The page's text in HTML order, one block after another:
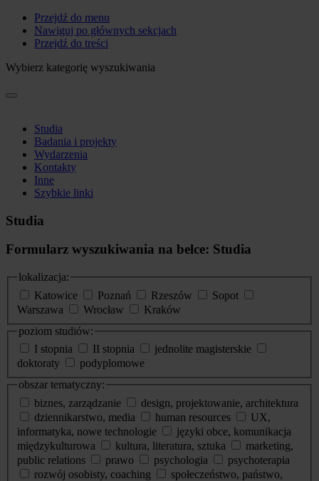
Przejdź do menu
Nawiguj po głównych sekcjach
Przejdź do treści
Wybierz kategorię wyszukiwania
Studia
Badania i projekty
Wydarzenia
Kontakty
Inne
Szybkie linki
Studia
Formularz wyszukiwania na belce: Studia
lokalizacja:
Katowice
Poznań Rzeszów
Sopot
Warszawa
Wrocław
Kraków
poziom studiów:
I stopnia
II stopnia
jednolite magisterskie
doktoraty
podyplomowe
obszar tematyczny:
biznes, zarządzanie
design, projektowanie, architektura
dziennikarstwo, media
human resources
UX,
informatyka, nowe technologie
języki obce, komunikacja
międzykulturowa
kultura, literatura, sztuka
marketing,
public relations
prawo psychologia
psychoterapia
rozwój osobisty, coaching
społeczeństwo, państwo,